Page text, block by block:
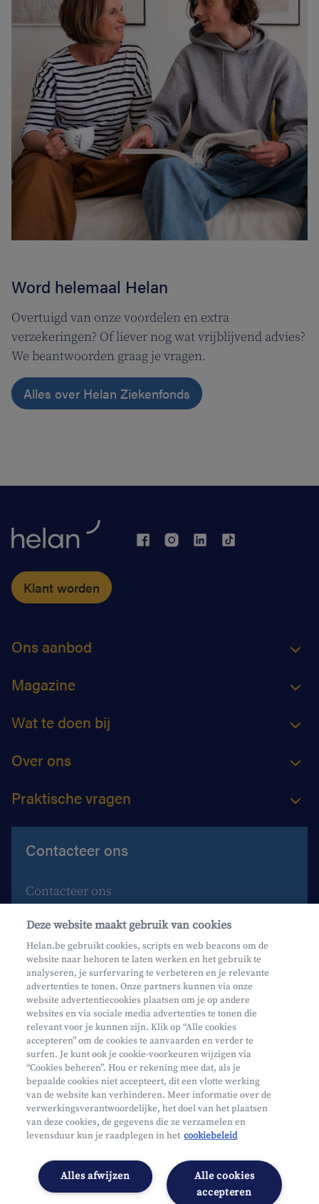
Word helemaal Helan
Overtuigd van onze voordelen en extra
verzekeringen? Of liever nog wat vrijblijvend advies?
We beantwoorden graag je vragen.
Alles over Helan Ziekenfonds
Klant worden
Ons aanbod
Magazine
Wat te doen bij
Over ons
Praktische vragen
Contacteer ons
Contacteer ons
Maak een afspraak
Waar vind je ons?
Phishing
Mifid
Privacy
Juridische info
Onderworpen aan de controle van CDZ
Toegankelijkheidsverklaring
Cookies beheren
Deze website maakt gebruik van cookies
Helan.be gebruikt cookies, scripts en web beacons om de
website naar behoren te laten werken en het gebruik te
analyseren, je surfervaring te verbeteren en je relevante
advertenties te tonen. Onze partners kunnen via onze
website advertentiecookies plaatsen om je op andere
websites en via sociale media advertenties te tonen die
relevant voor je kunnen zijn. Klik op “Alle cookies
accepteren” om de cookies te aanvaarden en verder te
surfen. Je kunt ook je cookie-voorkeuren wijzigen via
“Cookies beheren”. Hou er rekening mee dat, als je
bepaalde cookies niet accepteert, dit een vlotte werking
van de website kan verhinderen. Meer informatie over de
verwerkingsverantwoordelijke, het doel van het plaatsen
van deze cookies, de gegevens die ze verzamelen en
levensduur kun je raadplegen in het cookiebeleid
Alle cookies
accepteren
Alles afwijzen